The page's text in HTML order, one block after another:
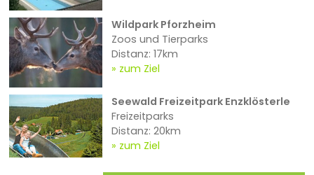
Wildpark Pforzheim
Zoos und Tierparks
Distanz: 17km
zum Ziel
Seewald Freizeitpark Enzklösterle
Freizeitparks
Distanz: 20km
zum Ziel